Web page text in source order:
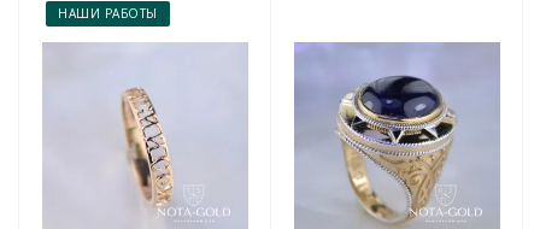
НАШИ РАБОТЫ